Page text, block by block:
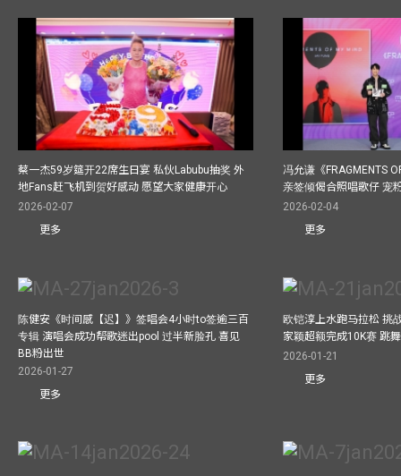
蔡一杰59岁筵开22席生日宴 私伙Labubu抽奖 外
地Fans赶飞机到贺好感动 愿望大家健康开心
2026-02-07
更多
冯允谦《FRAGMENTS
亲签倾偈合照唱歌仔 宠
2026-02-04
更多
陈健安《时间感【迟】》签唱会4小时to签逾三百
专辑 演唱会成功帮歌迷出pool 过半新脸孔 喜见
BB粉出世
2026-01-27
更多
欧铠淳上水跑马拉松 挑
家颖超额完成10K赛 跳
2026-01-21
更多